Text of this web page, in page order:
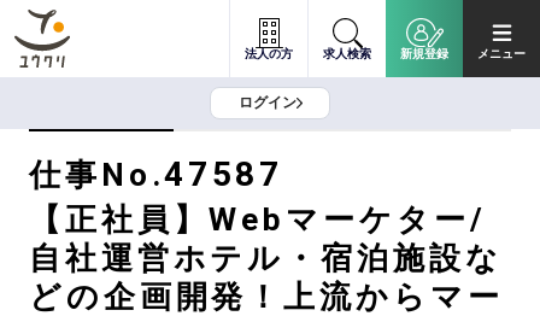
法人の方 求人検索 新規登録 メニュー
ログイン
仕事No.47587
【正社員】Webマーケター/
自社運営ホテル・宿泊施設な
どの企画開発！上流からマー